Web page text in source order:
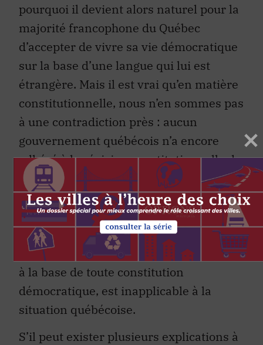
pourquoi il devient alors naturel pour la
majorité francophone du Québec
d’accepter de vivre sa vie démocratique
sur la base d’une langue qui lui est
étrangère. Mais il est vrai qu’en matière
constitutionnelle, nous n’en sommes pas
à une contradiction près : aucun
gouvernement québécois n’a encore
adhéré à la révision constitutionnelle de
1982, qui fut imposée au Québec par le
gouvernement fédéral de Pierre Elliott
Trudeau ainsi que par neuf provinces,
dans le contexte de l’après-référendum
du 20 mai 1980. L’idée du contrat social,
à la base de toute constitution
démocratique, est inapplicable à la
situation québécoise.
S’il peut exister plusieurs explications à